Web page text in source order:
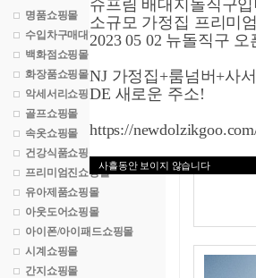
슈프림 배대지돌직구
소규모 가정집 프리미
2023 05 02 뉴돌직구 오
NJ 가정집+룸넘버+사
DE 새로운 주소!
https://
사흘동안 보이지 않습니다
명품쇼핑몰
수입차구매대행
백화점쇼핑몰
화장품쇼핑몰
악세서리쇼핑몰
골프쇼핑몰
속옷쇼핑몰
건강식품쇼핑몰
프리미엄진쇼핑몰
유아제품쇼핑몰
아웃도어쇼핑몰
아이폰/아이패드쇼핑몰
시계쇼핑몰
간지쇼핑몰